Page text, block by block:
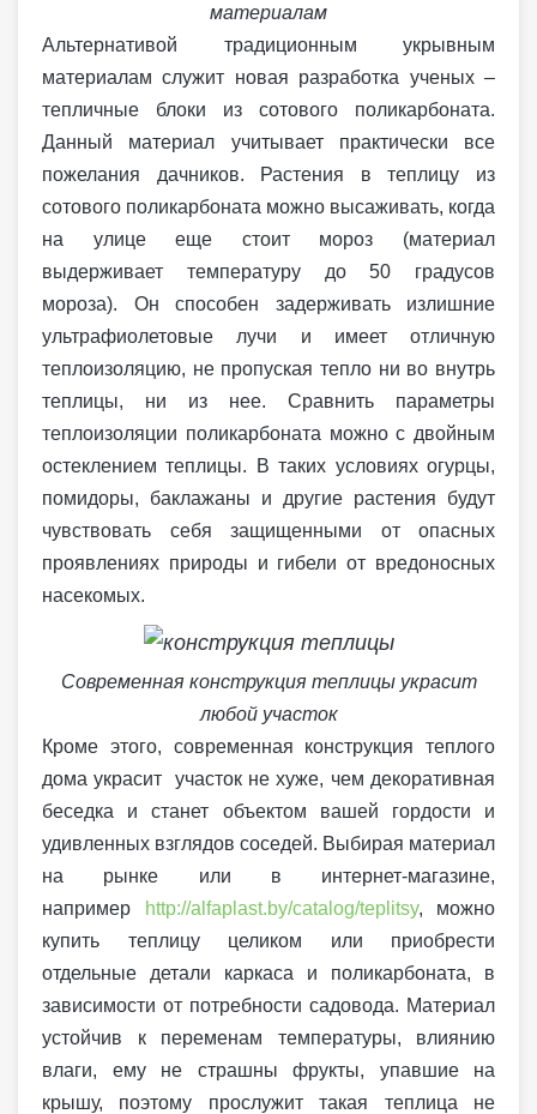
материалам
Альтернативой традиционным укрывным
материалам служит новая разработка ученых –
тепличные блоки из сотового поликарбоната.
Данный материал учитывает практически все
пожелания дачников. Растения в теплицу из
сотового поликарбоната можно высаживать, когда
на улице еще стоит мороз (материал
выдерживает температуру до 50 градусов
мороза). Он способен задерживать излишние
ультрафиолетовые лучи и имеет отличную
теплоизоляцию, не пропуская тепло ни во внутрь
теплицы, ни из нее. Сравнить параметры
теплоизоляции поликарбоната можно с двойным
остеклением теплицы. В таких условиях огурцы,
помидоры, баклажаны и другие растения будут
чувствовать себя защищенными от опасных
проявлениях природы и гибели от вредоносных
насекомых.
Современная конструкция теплицы украсит
любой участок
Кроме этого, современная конструкция теплого
дома украсит участок не хуже, чем декоративная
беседка и станет объектом вашей гордости и
удивленных взглядов соседей. Выбирая материал
на рынке или в интернет-магазине,
например
http://alfaplast.by/catalog/teplitsy, можно
купить теплицу целиком или приобрести
отдельные детали каркаса и поликарбоната, в
зависимости от потребности садовода. Материал
устойчив к переменам температуры, влиянию
влаги, ему не страшны фрукты, упавшие на
крышу, поэтому прослужит такая теплица не